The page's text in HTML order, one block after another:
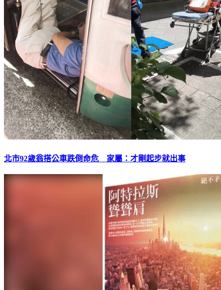
北市92歲翁搭公車跌倒命危 家屬：才剛起步就出事